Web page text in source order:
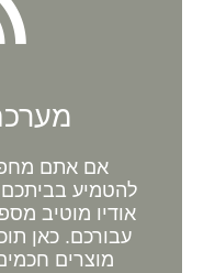
אם אתם
להטמיע
אודיו מוטיב
עבורכם. כאן
מוצרים